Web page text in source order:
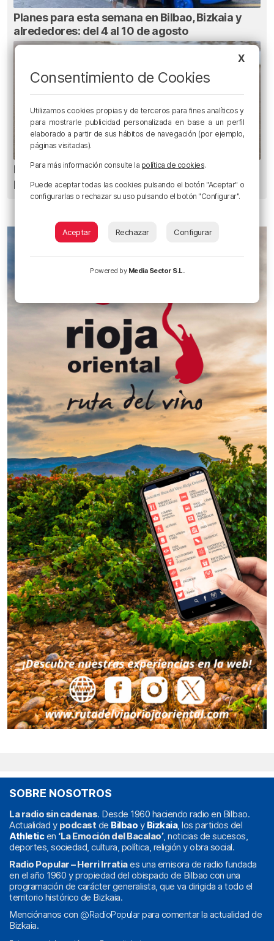
Planes para esta semana en Bilbao, Bizkaia y
alrededores: del 4 al 10 de agosto
Euskadi registra 27 picaduras de carabela
portuguesa
SOBRE NOSOTROS
La radio sin cadenas. Desde 1960 haciendo radio en Bilbao.
Actualidad y podcast de Bilbao y Bizkaia, los partidos del
Athleticen ‘La Emoción del Bacalao’, noticias de sucesos,
deportes, sociedad, cultura, política, religión y obra social.
Radio Popular – Herri Irratiaes una emisora de radio fundada
en el año 1960 y propiedad del obispado de Bilbao con una
programación de carácter generalista, que va dirigida a todo el
territorio histórico de Bizkaia.
Menciónanos con @RadioPopularpara comentar la actualidad de
Bizkaia.
X
Consentimiento de Cookies
Utilizamos cookies propias y de terceros para fines analíticos y
para mostrarle publicidad personalizada en base a un perfil
elaborado a partir de sus hábitos de navegación (por ejemplo,
páginas visitadas).
Para más información consulte la política de cookies.
Puede aceptar todas las cookies pulsando el botón "Aceptar" o
configurarlas o rechazar su uso pulsando el botón "Configurar".
Aceptar Rechazar Configurar
Powered by Media Sector S.L.